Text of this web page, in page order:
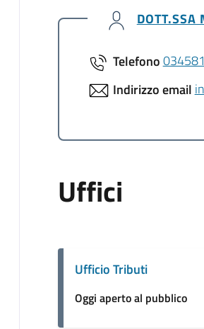
DOTT.SSA
Telefono
Indirizzo email
Uffici
Ufficio Tributi
Oggi aperto al pubblico